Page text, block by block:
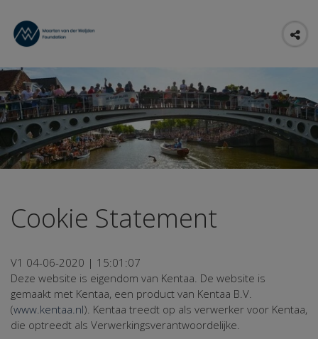
Cookie Statement
V1 04-06-2020 | 15:01:07
Deze website is eigendom van Kentaa. De website is
gemaakt met Kentaa, een product van Kentaa B.V.
(www.kentaa.nl). Kentaa treedt op als verwerker voor Kentaa,
die optreedt als Verwerkingsverantwoordelijke.